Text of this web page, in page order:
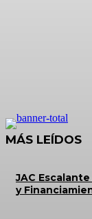
MÁS LEÍDOS
JAC
y